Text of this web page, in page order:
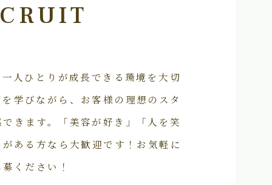
人ひとりが成長できる環境を大切
学びながら、お客様の理想のスタ
きます。「美容が好き」「人を笑
ある方なら大歓迎です！お気軽に
募ください！